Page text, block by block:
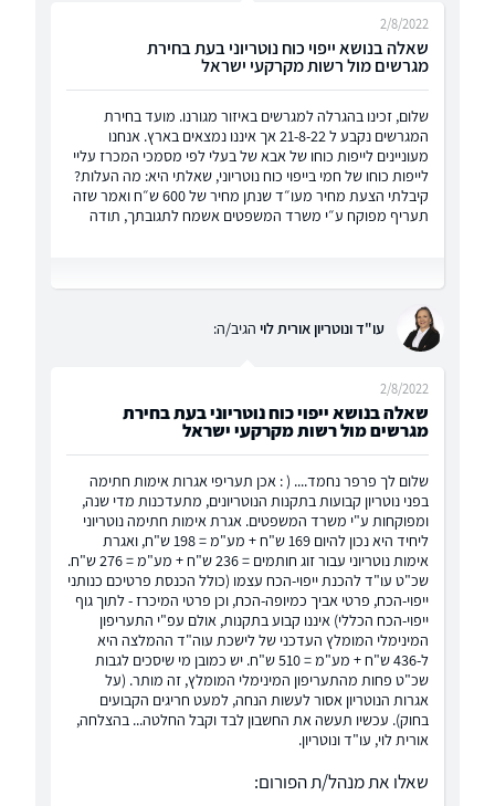
שאלה בנושא ייפוי כוח נוטריוני בעת בחירת
מגרשים מול רשות מקרקעי ישראל
2/8/2022
שלום, זכינו בהגרלה למגרשים באיזור מגורנו. מועד בחירת
המגרשים נקבע ל 21-8-22 אך איננו נמצאים בארץ. אנחנו
מעוניינים לייפות כוחו של אבא של בעלי לפי מסמכי המכרז עליי
לייפות כוחו של חמי בייפוי כוח נוטריוני, שאלתי היא: מה העלות?
קיבלתי הצעת מחיר מעו״ד שנתן מחיר של 600 ש״ח ואמר שזה
תעריף מפוקח ע״י משרד המשפטים אשמח לתגובתך, תודה
עו"ד ונוטריון אורית לוי הגיב/ה:
שאלה בנושא ייפוי כוח נוטריוני בעת בחירת
מגרשים מול רשות מקרקעי ישראל
2/8/2022
שלום לך פרפר נחמד.... ( : אכן תעריפי אגרות אימות חתימה
בפני נוטריון קבועות בתקנות הנוטריונים, מתעדכנות מדי שנה,
ומפוקחות ע"י משרד המשפטים. אגרת אימות חתימה נוטריוני
ליחיד היא נכון להיום 169 ש"ח + מע"מ = 198 ש"ח, ואגרת
אימות נוטריוני עבור זוג חותמים = 236 ש"ח + מע"מ = 276 ש"ח.
שכ"ט עו"ד להכנת ייפוי-הכח עצמו (כולל הכנסת פרטיכם כנותני
ייפוי-הכח, פרטי אביך כמיופה-הכח, וכן פרטי המיכרז - לתוך גוף
ייפוי-הכח הכללי) איננו קבוע בתקנות, אולם עפ"י התעריפון
המינימלי המומלץ העדכני של לישכת עוה"ד ההמלצה היא
ל-436 ש"ח + מע"מ = 510 ש"ח. יש כמובן מי שיסכים לגבות
שכ"ט פחות מהתעריפון המינימלי המומלץ, זה מותר. (על
אגרות הנוטריון אסור לעשות הנחה, למעט חריגים הקבועים
בחוק). עכשיו תעשה את החשבון לבד וקבל החלטה... בהצלחה,
אורית לוי, עו"ד ונוטריון.
שאלו את מנהל/ת הפורום: